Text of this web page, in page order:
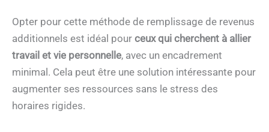
Opter pour cette méthode de remplissage de revenus
additionnels est idéal pour ceux qui cherchent à allier
travail et vie personnelle, avec un encadrement
minimal. Cela peut être une solution intéressante pour
augmenter ses ressources sans le stress des
horaires rigides.